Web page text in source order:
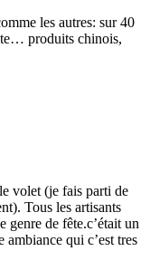
les autres: sur 40
produits chinois,
volet (je fais parti de
Tous les artisants
genre de fête.c’était un
qui c’est tres